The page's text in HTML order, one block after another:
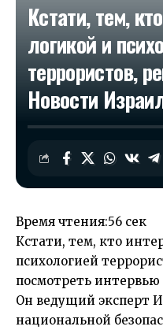
Кстати, тем,
логикой и
террористов,
Новости
Время чтения:56 сек
Кстати, тем, кто
психологией
посмотреть
Он ведущий эксперт
национальной